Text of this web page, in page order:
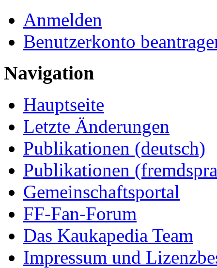
Anmelden
Benutzerkonto
Navigation
Hauptseite
Letzte Änderungen
Publikationen (deutsch)
Publikationen
Gemeinschaftsportal
FF-Fan-Forum
Das Kaukapedia Team
Impressum und